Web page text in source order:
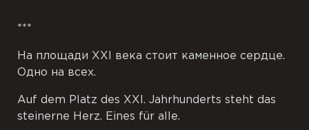
***
На площади XXI века стоит каменное сердце.
Одно на всех.
Auf dem Platz des XXI. Jahrhunderts steht das
steinerne Herz. Eines für alle.